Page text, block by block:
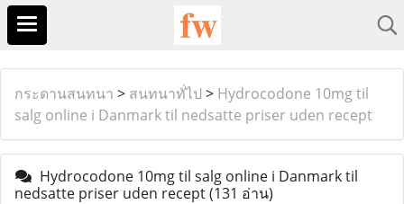
กระดานสนทนา > สนทนาทั่ไป > Hydrocodone 10mg til
salg online i Danmark til nedsatte priser uden recept
Hydrocodone 10mg til salg online i Danmark til
nedsatte priser uden recept(131 อ่าน)